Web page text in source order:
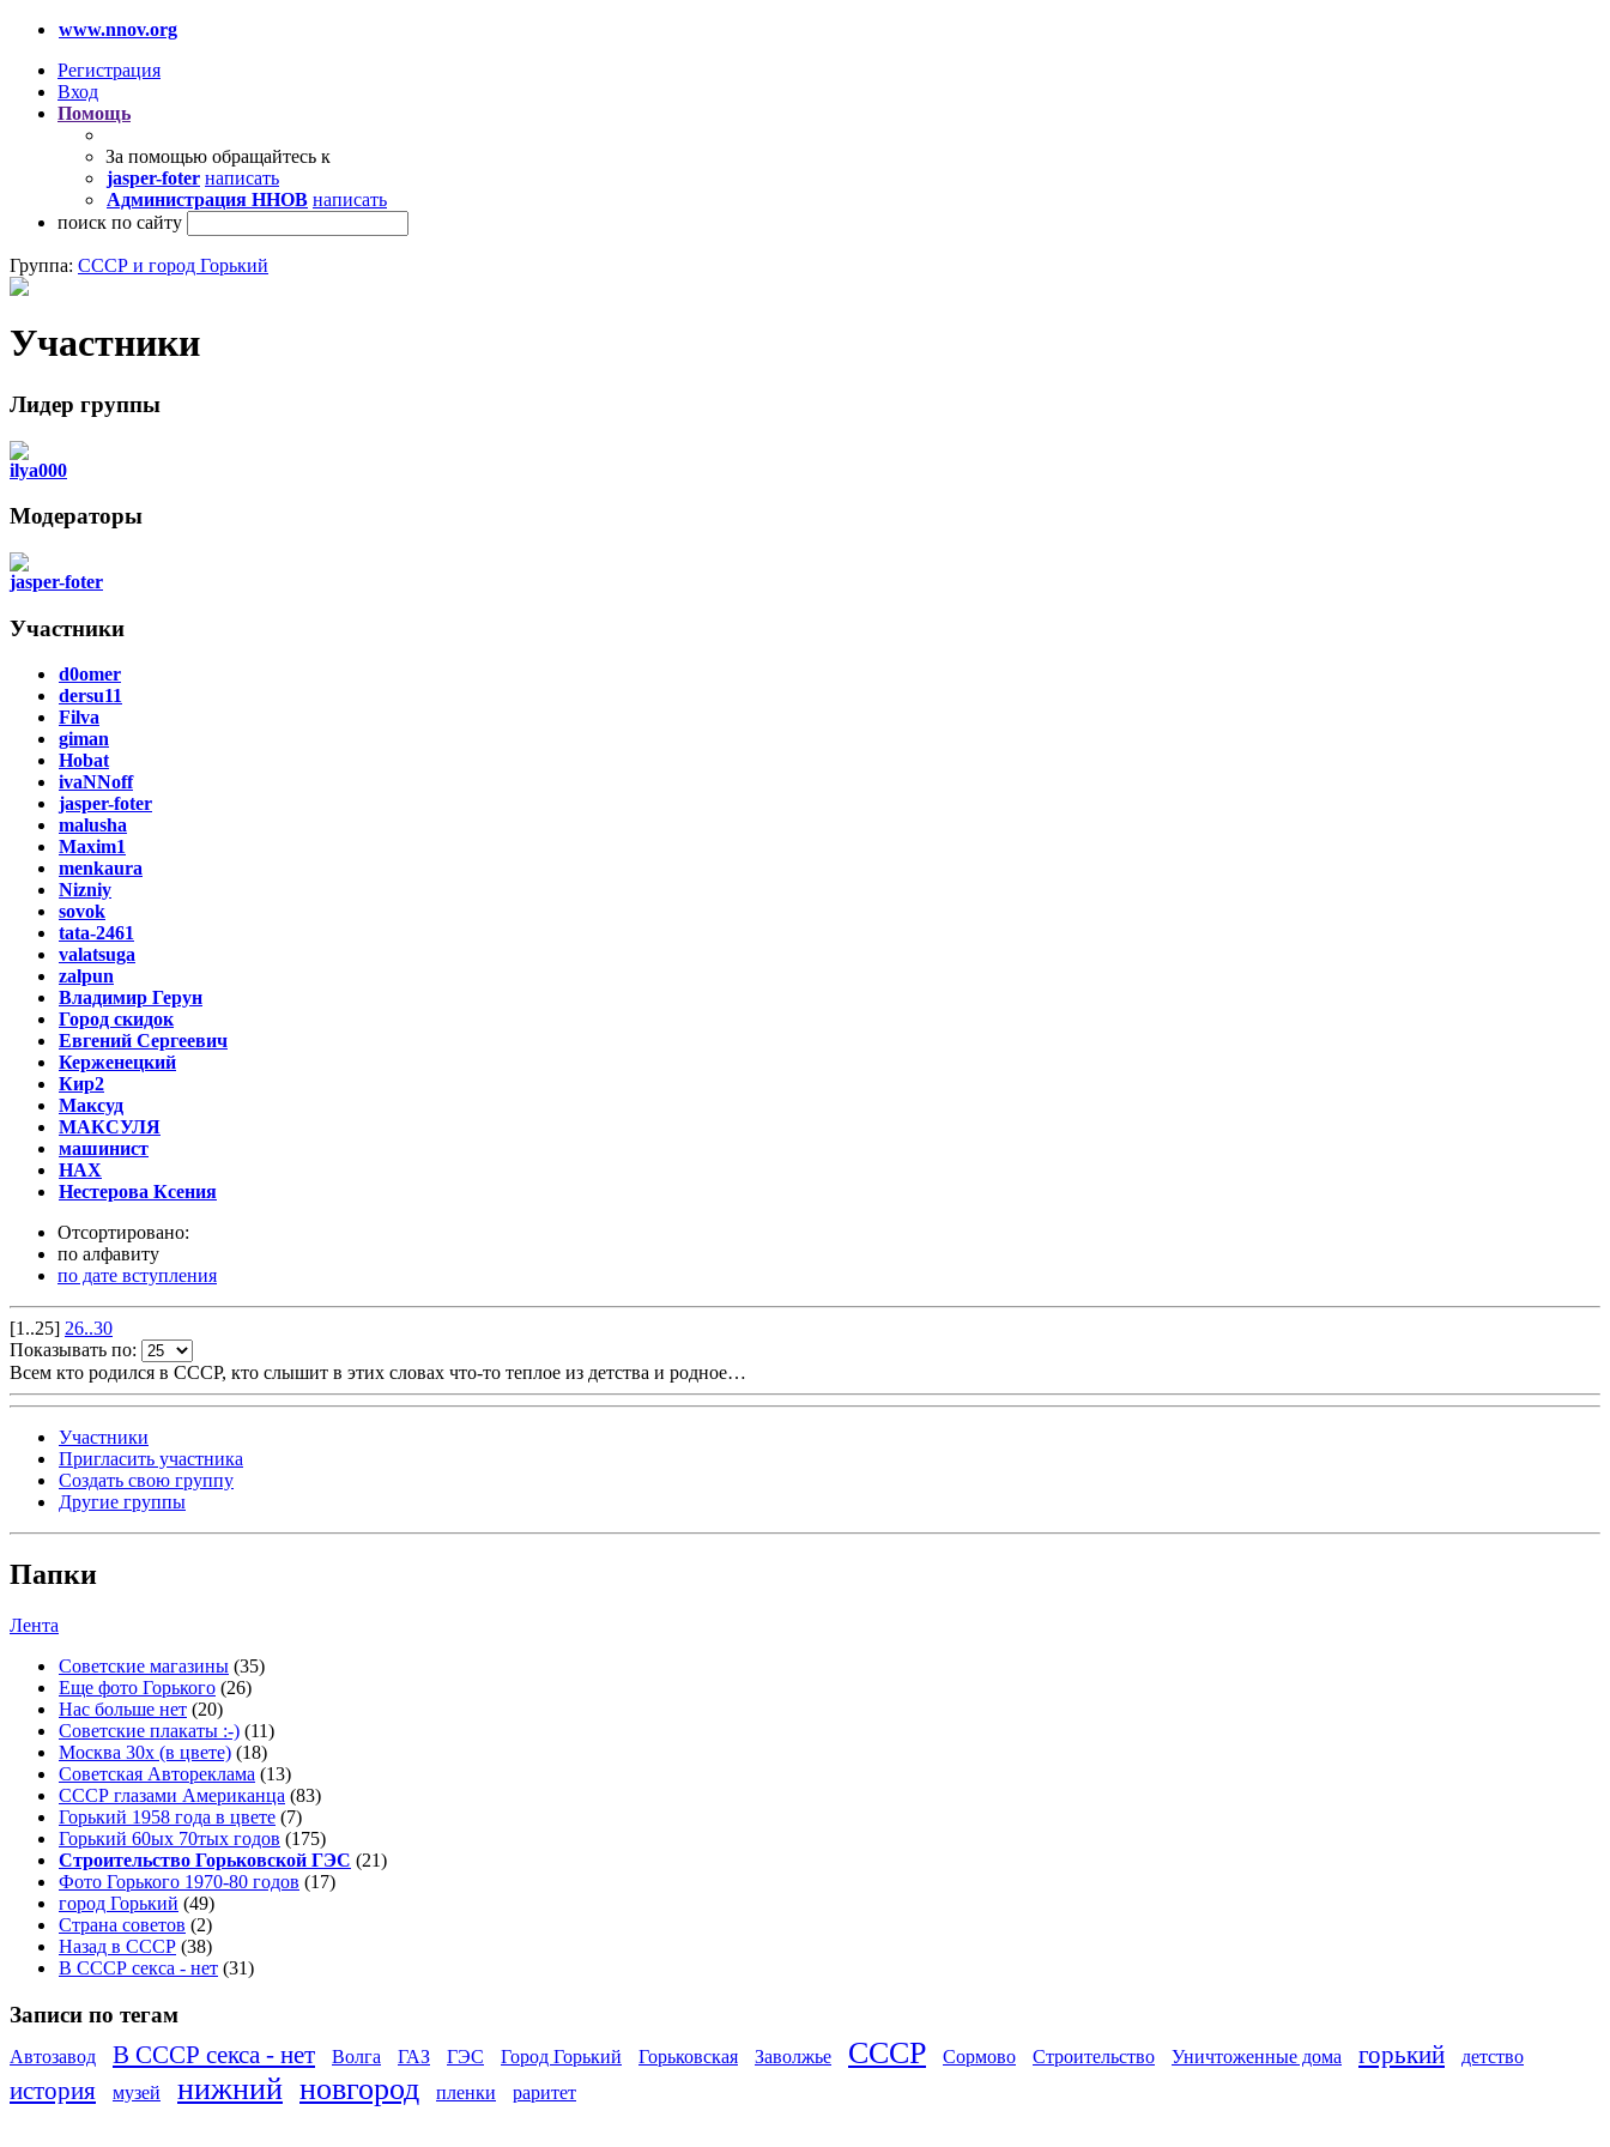
www.nnov.org
Регистрация
Вход
Помощь
За помощью обращайтесь к
jasper-foter написать
Администрация ННОВ написать
поиск по сайту
Группа: СССР и город Горький
Участники
Лидер группы
ilya000
Модераторы
jasper-foter
Участники
d0omer
dersu11
Filva
giman
Hobat
ivaNNoff
jasper-foter
malusha
Maxim1
menkaura
Nizniy
sovok
tata-2461
valatsuga
zalpun
Владимир Герун
Город скидок
Евгений Сергеевич
Керженецкий
Кир2
Максуд
МАКСУЛЯ
машинист
НАХ
Нестерова Ксения
Отсортировано:
по алфавиту
по дате вступления
[1..25] 26..30
Показывать по:
Всем кто родился в СССР, кто слышит в этих словах что-то теплое из детства и родное…
Участники
Пригласить участника
Создать свою группу
Другие группы
Папки
Лента
Советские магазины (35)
Еще фото Горького (26)
Нас больше нет (20)
Советские плакаты :-) (11)
Москва 30x (в цвете) (18)
Советская Автореклама (13)
СССР глазами Американца (83)
Горький 1958 года в цвете (7)
Горький 60ых 70тых годов (175)
Строительство Горьковской ГЭС (21)
Фото Горького 1970-80 годов (17)
город Горький (49)
Страна советов (2)
Назад в СССР (38)
В СССР секса - нет (31)
Записи по тегам
Автозавод В СССР секса - нет Волга ГАЗ ГЭС Город Горький Горьковская Заволжье СССР Сормово Строительство Уничтоженные дома горький детство
история музей нижний новгород пленки раритет